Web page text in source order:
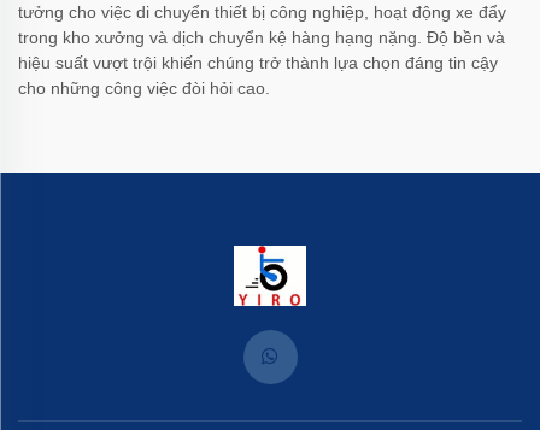
tưởng cho việc di chuyển thiết bị công nghiệp, hoạt động xe đẩy
trong kho xưởng và dịch chuyển kệ hàng hạng nặng. Độ bền và
hiệu suất vượt trội khiến chúng trở thành lựa chọn đáng tin cậy
cho những công việc đòi hỏi cao.